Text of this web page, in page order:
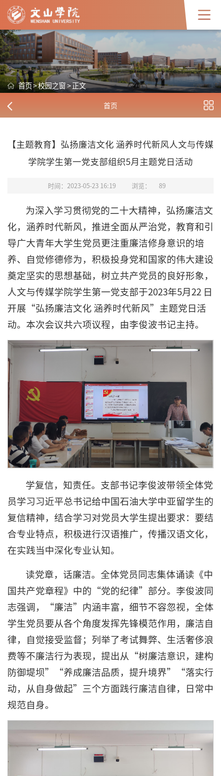
首页>校园之窗>正文
首页
【主题教育】弘扬廉洁文化 涵养时代新风人文与传媒
学院学生第一党支部组织5月主题党日活动
时间：2023-05-23 16:19 浏览： 89
为深入学习贯彻党的二十大精神，弘扬廉洁文
化，涵养时代新风，推进全面从严治党，教育和引
导广大青年大学生党员更注重廉洁修身意识的培
养、自觉修德修为，积极投身党和国家的伟大建设
奠定坚实的思想基础，树立共产党员的良好形象，
人文与传媒学院学生第一党支部于2023年5月22 日
开展“弘扬廉洁文化 涵养时代新风”主题党日活
动。本次会议共六项议程，由李俊波书记主持。
学复信，知责任。支部书记李俊波带领全体党
员学习习近平总书记给中国石油大学中亚留学生的
复信精神，结合学习对党员大学生提出要求：要结
合专业特点，积极进行汉语推广，传播汉语文化，
在实践当中深化专业认知。
读党章，话廉洁。全体党员同志集体诵读《中
国共产党章程》中的“党的纪律”部分。李俊波同
志强调，“廉洁”内涵丰富，细节不容忽视，全体
学生党员要从各个角度发挥先锋模范作用，廉洁自
律，自觉接受监督；列举了考试舞弊、生活奢侈浪
费等不廉洁行为表现，提出从“树廉洁意识，建构
防御堤坝”“养成廉洁品质，提升境界”“落实行
动，从自身做起”三个方面践行廉洁自律，日常中
规范自身。